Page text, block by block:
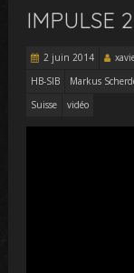
IMPULSE
2 juin 2014
HB-SIB
Markus
Suisse
vidéo